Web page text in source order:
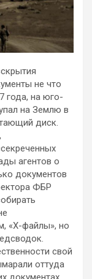
не что
года, на юго-
на Землю в
диск.
агентов о
документов
ФБР
«Х-файлы», но
свой
оттуда